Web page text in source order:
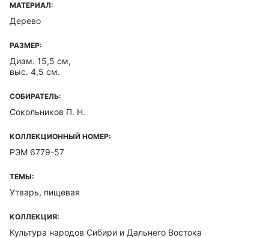
МАТЕРИАЛ:
Дерево
РАЗМЕР:
Диам. 15,5 см,
выс. 4,5 см.
СОБИРАТЕЛЬ:
Сокольников П. Н.
КОЛЛЕКЦИОННЫЙ НОМЕР:
РЭМ 6779-57
ТЕМЫ:
Утварь, пищевая
КОЛЛЕКЦИЯ:
Культура народов Сибири и Дальнего Востока